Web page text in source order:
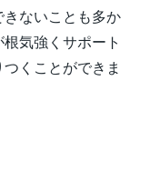
きないことも多か
気強くサポート
くことができま